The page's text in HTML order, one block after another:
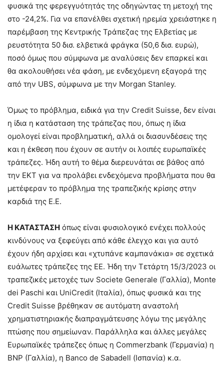
φυσικά της φερεγγυότητάς της οδηγώντας τη μετοχή της
στο -24,2%. Για να επανέλθει σχετική ηρεμία χρειάστηκε η
παρέμβαση της Κεντρικής Τράπεζας της Ελβετίας με
ρευστότητα 50 δισ. ελβετικά φράγκα (50,6 δισ. ευρώ),
ποσό όμως που σύμφωνα με αναλύσεις δεν επαρκεί και
θα ακολουθήσει νέα φάση, με ενδεχόμενη εξαγορά της
από την UBS, σύμφωνα με την Morgan Stanley.
Όμως το πρόβλημα, ειδικά για την Credit Suisse, δεν είναι
η ίδια η κατάσταση της τράπεζας που, όπως η ίδια
ομολογεί είναι προβληματική, αλλά οι διασυνδέσεις της
και η έκθεση που έχουν σε αυτήν οι λοιπές ευρωπαϊκές
τράπεζες. Ήδη αυτή το θέμα διερευνάται σε βάθος από
την ΕΚΤ για να προλάβει ενδεχόμενα προβλήματα που θα
μετέφεραν το πρόβλημα της τραπεζικής κρίσης στην
καρδιά της Ε.Ε.
Η ΚΑΤΑΣΤΑΣΗ όπως είναι φυσιολογικό ενέχει πολλούς
κινδύνους να ξεφεύγει από κάθε έλεγχο και για αυτό
έχουν ήδη αρχίσει και «χτυπάνε καμπανάκια» σε σχετικά
ευάλωτες τράπεζες της ΕΕ. Ήδη την Τετάρτη 15/3/2023 οι
τραπεζικές μετοχές των Societe Generale (Γαλλία), Monte
dei Paschi και UniCredit (Ιταλία), όπως φυσικά και της
Credit Suisse βρέθηκαν σε αυτόματη αναστολή
χρηματιστηριακής διαπραγμάτευσης λόγω της μεγάλης
πτώσης που σημείωναν. Παράλληλα και άλλες μεγάλες
Ευρωπαϊκές τράπεζες όπως η Commerzbank (Γερμανία) η
BNP (Γαλλία), η Banco de Sabadell (Ισπανία) κ.α.